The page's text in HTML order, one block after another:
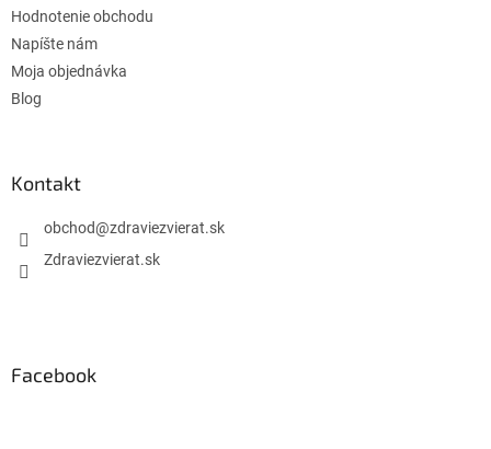
Hodnotenie obchodu
Napíšte nám
Moja objednávka
Blog
Kontakt
obchod@zdraviezvierat.sk
Zdraviezvierat.sk
Facebook